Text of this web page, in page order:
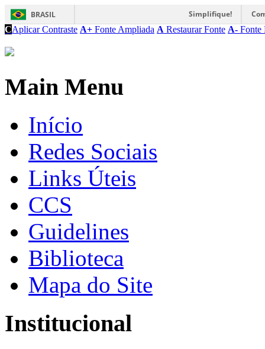
BRASIL Simplifique!
CAplicar Contraste A+ Fonte Ampliada A Restaurar Fonte A- Fonte
Main Menu
Início
Redes Sociais
Links Úteis
CCS
Guidelines
Biblioteca
Mapa do Site
Institucional